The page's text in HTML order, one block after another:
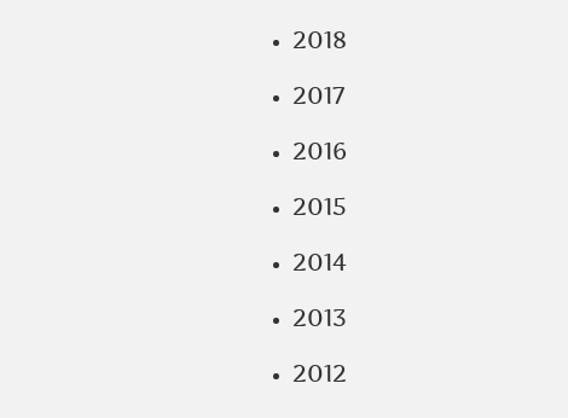
2018
2017
2016
2015
2014
2013
2012